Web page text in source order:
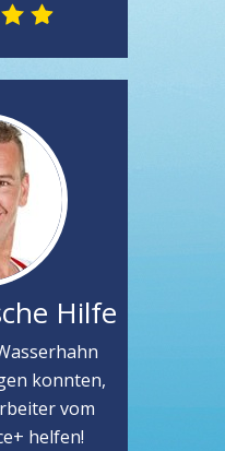
Hilfe
konnten,
vom
helfen!